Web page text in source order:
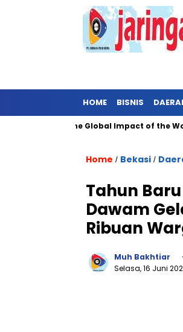
HOME BISNIS
Soccer: The Global Impact of the World
Home / Bekasi /
Tahun
Dawam
Ribuan
Muh Bakhtiar
Selasa, 16 Juni